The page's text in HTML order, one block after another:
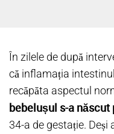
În zilele de după
că inflamația
recăpăta aspectul
bebelușul s-a născut
34-a de gestație. Deși